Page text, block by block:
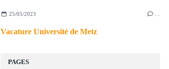
25/05/2023
Vacature Université de Metz
PAGES